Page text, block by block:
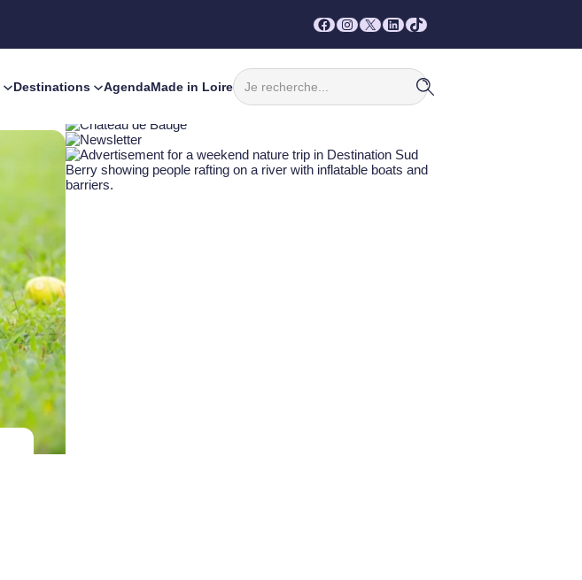
Facebook
Instagram
X LinkedIn
TikTok
Destinations AgendaMade in Loire
Rechercher